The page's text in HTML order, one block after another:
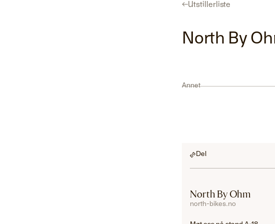
←Utstillerliste
North By
Annet
Del
North By Ohm
north-bikes.no